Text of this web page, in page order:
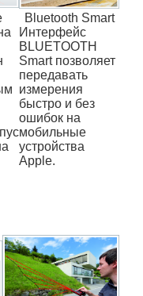
Bluetooth Smart
Интерфейс
BLUETOOTH
Smart позволяет
передавать
измерения
быстро и без
ошибок на
мобильные
устройства
Apple.